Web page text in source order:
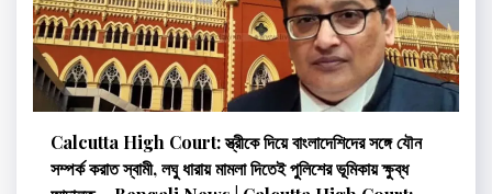
Calcutta High Court: স্ত্রীকে দিয়ে বাংলাদেশিদের সঙ্গে যৌন
সম্পর্ক করাত স্বামী, লঘু ধারায় মামলা দিতেই পুলিশের ভূমিকায় ক্ষুব্ধ